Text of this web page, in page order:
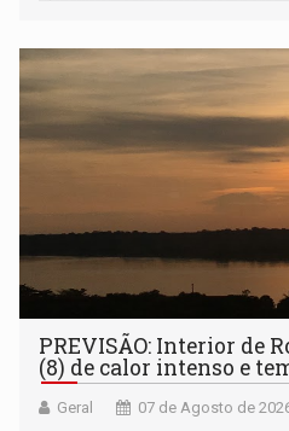
PREVISÃO: Interior de
(8) de calor intenso e
Geral 07 de Agosto de